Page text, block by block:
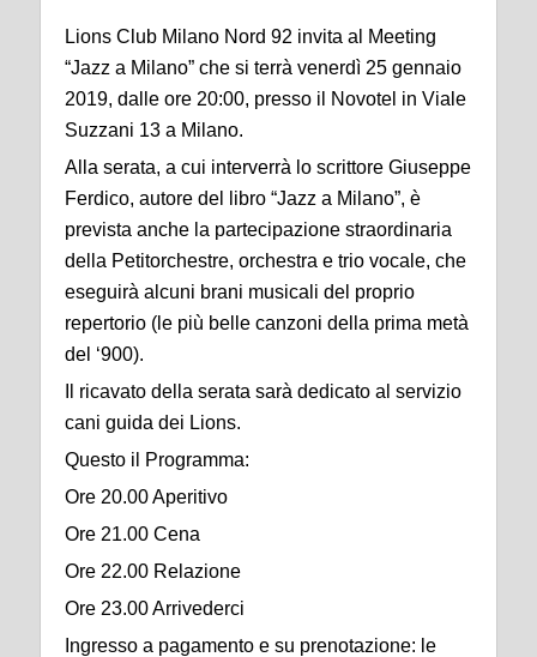
Lions Club Milano Nord 92 invita al Meeting
“Jazz a Milano” che si terrà venerdì 25 gennaio
2019, dalle ore 20:00, presso il Novotel in Viale
Suzzani 13 a Milano.
Alla serata, a cui interverrà lo scrittore Giuseppe
Ferdico, autore del libro “Jazz a Milano”, è
prevista anche la partecipazione straordinaria
della Petitorchestre, orchestra e trio vocale, che
eseguirà alcuni brani musicali del proprio
repertorio (le più belle canzoni della prima metà
del ‘900).
Il ricavato della serata sarà dedicato al servizio
cani guida dei Lions.
Questo il Programma:
Ore 20.00 Aperitivo
Ore 21.00 Cena
Ore 22.00 Relazione
Ore 23.00 Arrivederci
Ingresso a pagamento e su prenotazione: le